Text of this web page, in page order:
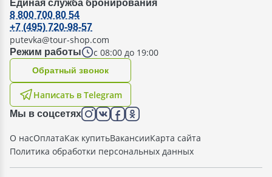
Единая служба бронирования
Режим работы с 08:00 до 19:00
8 800 700 80 54
+7 (495) 720-98-57
putevka@tour-shop.com
Написать в Telegram
Oбратный звонок
Мы в соцсетях
О насОплатаКак купитьВакансииКарта сайта
Политика обработки персональных данных